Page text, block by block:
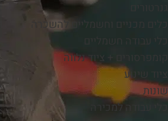
כלים מכניים וחשמליים להשכרה
קומפרסורים + ציוד נלווה
ציוד שינוע
שונות
כלי עבודה למכירה